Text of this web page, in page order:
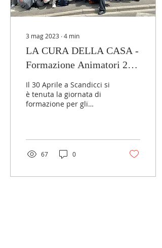
3 mag 2023 ∙4 min
LA CURA DELLA CASA -
Formazione Animatori 2
Il 30 Aprile a Scandicci si
è tenuta la giornata di
formazione per gli
67 0